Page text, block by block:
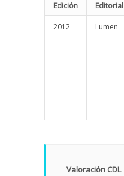
Edición Editorial
2012 Lumen
Valoración CDL